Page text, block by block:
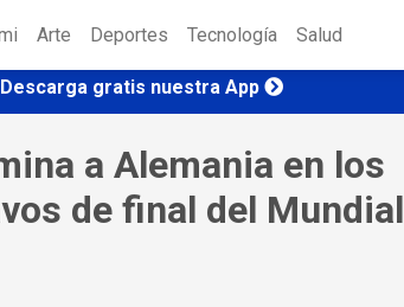
Arte Deportes Tecnología Salud
Descarga gratis nuestra App
a Alemania en los
de final del Mundial